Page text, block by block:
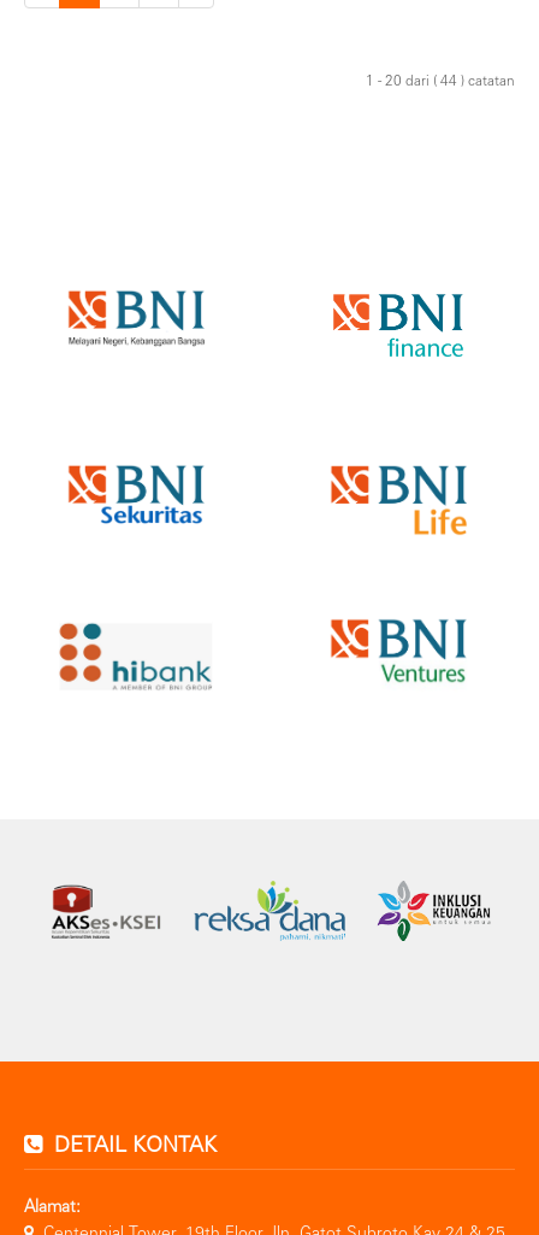
1 - 20 dari ( 44 ) catatan
DETAIL KONTAK
Alamat: